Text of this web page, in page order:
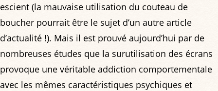
escient (la mauvaise utilisation du couteau de
boucher pourrait être le sujet d’un autre article
d’actualité !). Mais il est prouvé aujourd’hui par de
nombreuses études que la surutilisation des écrans
provoque une véritable addiction comportementale
avec les mêmes caractéristiques psychiques et